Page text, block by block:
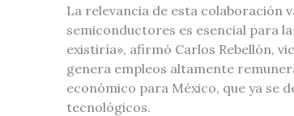
La relevancia de esta colaboración
semiconductores es esencial para
existiría», afirmó Carlos Rebellón,
genera empleos altamente
económico para México, que ya se
tecnológicos​.